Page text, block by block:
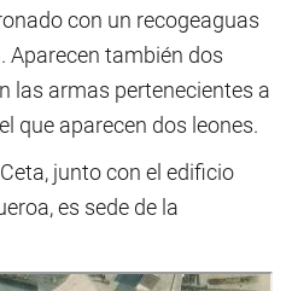
con un recogeaguas
Aparecen también dos
las armas pertenecientes a
que aparecen dos leones.
junto con el edificio
es sede de la